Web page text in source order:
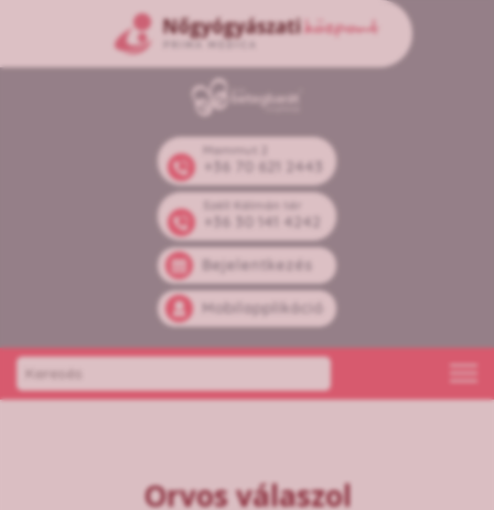
Mammut 2
+36 70 621 2443
Széll Kálmán tér
+36 30 141 4242
Bejelentkezés
Mobilapplikáció
Orvos válaszol